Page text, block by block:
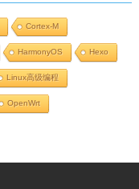
Cortex-M
HarmonyOS Hexo
Linux高级编程
OpenWrt